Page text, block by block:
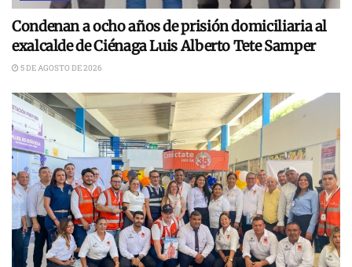
Condenan a ocho años de prisión domiciliaria al
exalcalde de Ciénaga Luis Alberto Tete Samper
5 DE AGOSTO DE 2026